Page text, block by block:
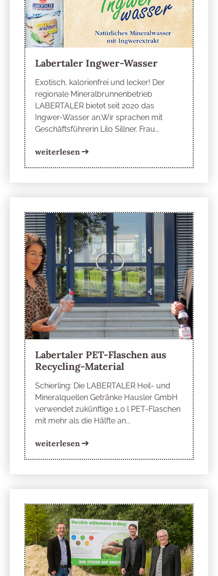
Labertaler Ingwer-Wasser
Exotisch, kalorienfrei und lecker! Der
regionale Mineralbrunnenbetrieb
LABERTALER bietet seit 2020 das
Ingwer-Wasser an.Wir sprachen mit
Geschäftsführerin Lilo Sillner. Frau...
weiterlesen
Labertaler PET-Flaschen aus
Recycling-Material
Schierling: Die LABERTALER Heil- und
Mineralquellen Getränke Hausler GmbH
verwendet zukünftige 1,0 l PET-Flaschen
mit mehr als die Hälfte an...
weiterlesen